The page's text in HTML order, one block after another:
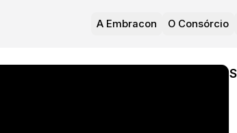
A Embracon O Consórcio